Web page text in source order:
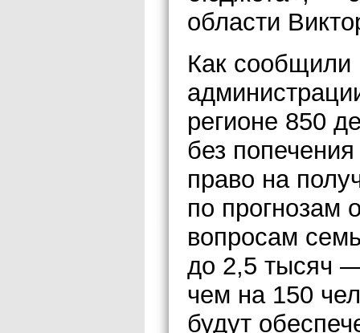
области
Как
регионе 850
без
право на
по прогнозам
вопросам
до 2,5 тысяч
чем на 150
будут